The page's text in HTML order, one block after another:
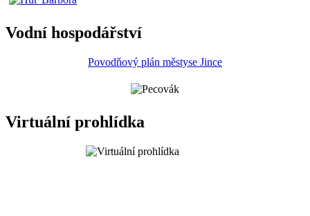
Vodní hospodářství
Povodňový plán městyse Jince
Virtuální prohlídka